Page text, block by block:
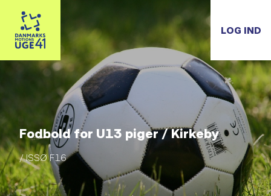
LOG IND
Fodbold for U13 piger / Kirkeby
/ ISSØ F16